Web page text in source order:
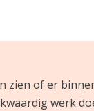
zien of er
werk